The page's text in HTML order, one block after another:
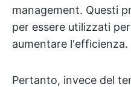
management. Questi
per essere utilizzati
aumentare l'efficienza.
Pertanto, invece del